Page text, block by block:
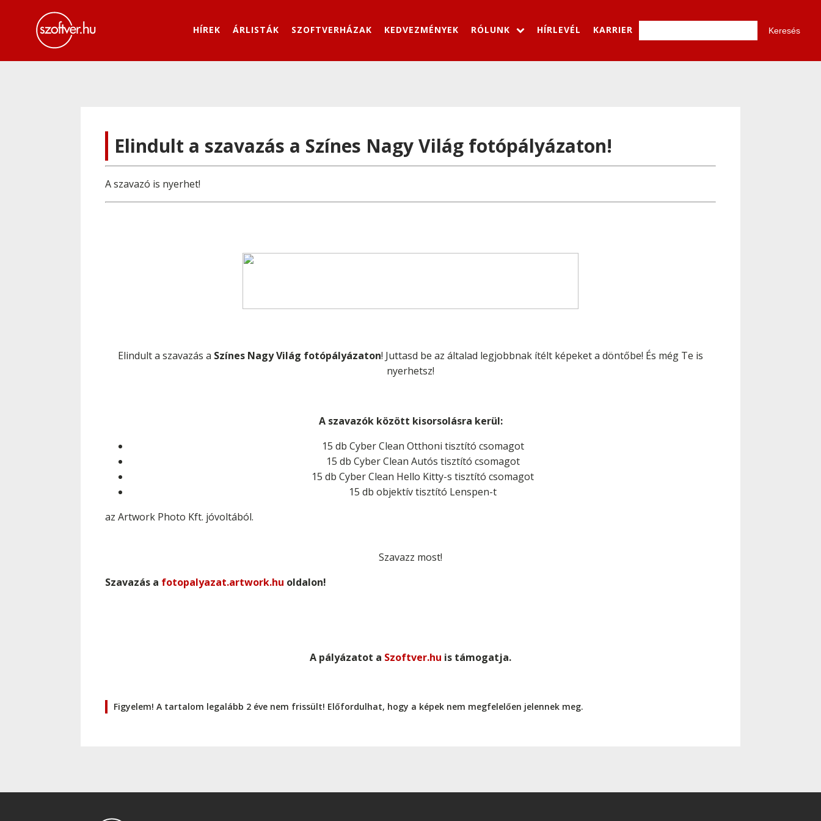
HÍREK ÁRLISTÁK SZOFTVERHÁZAK KEDVEZMÉNYEK RÓLUNK HÍRLEVÉL KARRIER
Elindult a szavazás a Színes Nagy Világ fotópályázaton!
A szavazó is nyerhet!
Elindult a szavazás a Színes Nagy Világ fotópályázaton! Juttasd be az általad legjobbnak ítélt képeket a döntőbe! És még Te is
nyerhetsz!
A szavazók között kisorsolásra kerül:
15 db Cyber Clean Otthoni tisztító csomagot
15 db Cyber Clean Autós tisztító csomagot
15 db Cyber Clean Hello Kitty-s tisztító csomagot
15 db objektív tisztító Lenspen-t
az Artwork Photo Kft. jóvoltából.
Szavazz most!
Szavazás a fotopalyazat.artwork.hu oldalon!
A pályázatot a Szoftver.hu is támogatja.
Figyelem! A tartalom legalább 2 éve nem frissült! Előfordulhat, hogy a képek nem megfelelően jelennek meg.